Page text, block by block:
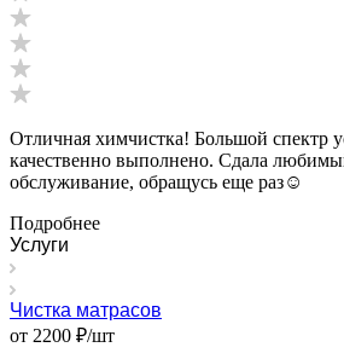
Отличная химчистка! Большой спектр
качественно выполнено. Сдала
обслуживание, обращусь еще раз☺️
Подробнее
Услуги
Чистка матрасов
от 2200 ₽/шт